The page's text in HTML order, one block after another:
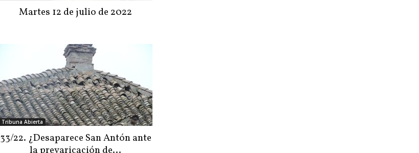
Martes 12 de julio de 2022
Tribuna Abierta
33/22. ¿Desaparece San Antón ante